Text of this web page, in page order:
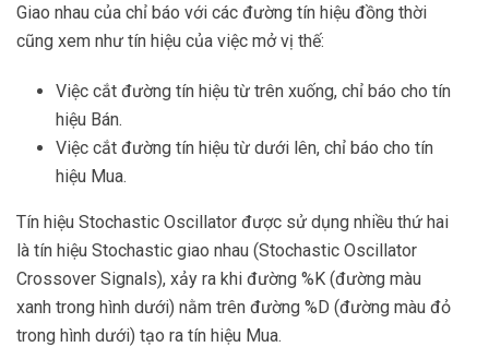
Giao nhau của chỉ báo với các đường tín hiệu đồng thời
cũng xem như tín hiệu của việc mở vị thế:
Việc cắt đường tín hiệu từ trên xuống, chỉ báo cho tín
hiệu Bán.
Việc cắt đường tín hiệu từ dưới lên, chỉ báo cho tín
hiệu Mua.
Tín hiệu Stochastic Oscillator được sử dụng nhiều thứ hai
là tín hiệu Stochastic giao nhau (Stochastic Oscillator
Crossover Signals), xảy ra khi đường %K (đường màu
xanh trong hình dưới) nằm trên đường %D (đường màu đỏ
trong hình dưới) tạo ra tín hiệu Mua.